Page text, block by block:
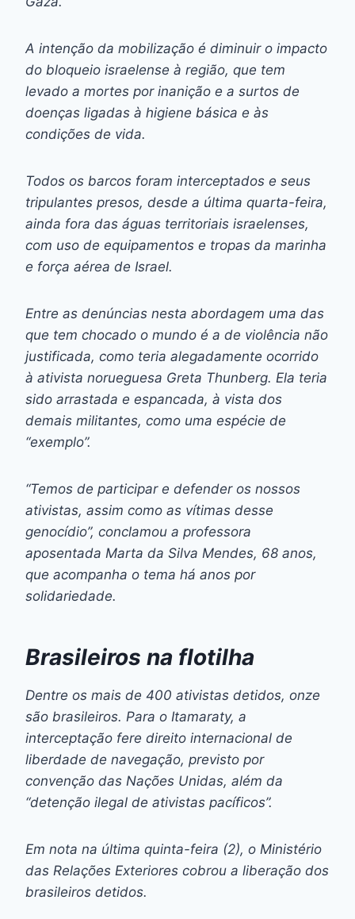
A intenção da mobilização é diminuir o impacto
do bloqueio israelense à região, que tem
levado a mortes por inanição e a surtos de
doenças ligadas à higiene básica e às
condições de vida.
Todos os barcos foram interceptados e seus
tripulantes presos, desde a última quarta-feira,
ainda fora das águas territoriais israelenses,
com uso de equipamentos e tropas da marinha
e força aérea de Israel.
Entre as denúncias nesta abordagem uma das
que tem chocado o mundo é a de violência não
justificada, como teria alegadamente ocorrido
à ativista norueguesa Greta Thunberg. Ela teria
sido arrastada e espancada, à vista dos
demais militantes, como uma espécie de
“exemplo”.
“Temos de participar e defender os nossos
ativistas, assim como as vítimas desse
genocídio”, conclamou a professora
aposentada Marta da Silva Mendes, 68 anos,
que acompanha o tema há anos por
solidariedade.
Brasileiros na flotilha
Dentre os mais de 400 ativistas detidos, onze
são brasileiros. Para o Itamaraty, a
interceptação fere direito internacional de
liberdade de navegação, previsto por
convenção das Nações Unidas, além da
“detenção ilegal de ativistas pacíficos”.
Em nota na última quinta-feira (2), o Ministério
das Relações Exteriores cobrou a liberação dos
brasileiros detidos.